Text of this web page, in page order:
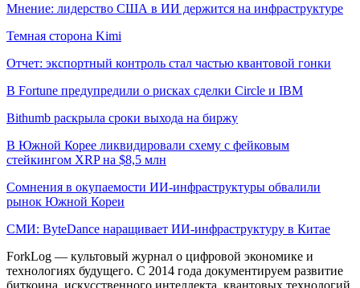
Мнение: лидерство США в ИИ держится на инфраструктуре
Темная сторона Kimi
Отчет: экспортный контроль стал частью квантовой гонки
В Fortune предупредили о рисках сделки Circle и IBM
Bithumb раскрыла сроки выхода на биржу
В Южной Корее ликвидировали схему с фейковым
стейкингом XRP на $8,5 млн
Сомнения в окупаемости ИИ-инфраструктуры обвалили
рынок Южной Кореи
СМИ: ByteDance наращивает ИИ-инфраструктуру в Китае
ForkLog — культовый журнал о цифровой экономике и
технологиях будущего. С 2014 года документируем развитие
биткоина, искусственного интеллекта, квантовых технологий